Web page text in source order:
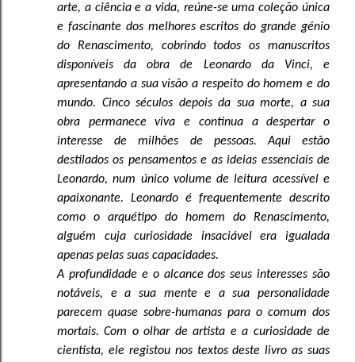
arte, a ciência e a vida, reúne-se uma coleção única
e fascinante dos melhores escritos do grande génio
do Renascimento, cobrindo todos os manuscritos
disponíveis da obra de Leonardo da Vinci, e
apresentando a sua visão a respeito do homem e do
mundo. Cinco séculos depois da sua morte, a sua
obra permanece viva e continua a despertar o
interesse de milhões de pessoas. Aqui estão
destilados os pensamentos e as ideias essenciais de
Leonardo, num único volume de leitura acessível e
apaixonante. Leonardo é frequentemente descrito
como o arquétipo do homem do Renascimento,
alguém cuja curiosidade insaciável era igualada
apenas pelas suas capacidades.
A profundidade e o alcance dos seus interesses são
notáveis, e a sua mente e a sua personalidade
parecem quase sobre-humanas para o comum dos
mortais. Com o olhar de artista e a curiosidade de
cientista, ele registou nos textos deste livro as suas